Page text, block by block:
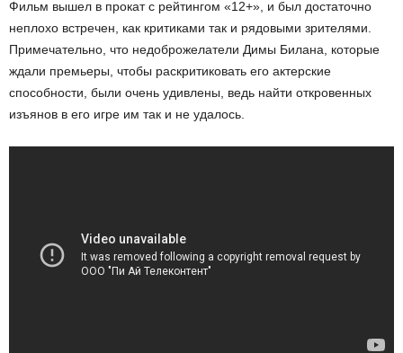
Фильм вышел в прокат с рейтингом «12+», и был достаточно
неплохо встречен, как критиками так и рядовыми зрителями.
Примечательно, что недоброжелатели Димы Билана, которые
ждали премьеры, чтобы раскритиковать его актерские
способности, были очень удивлены, ведь найти откровенных
изъянов в его игре им так и не удалось.